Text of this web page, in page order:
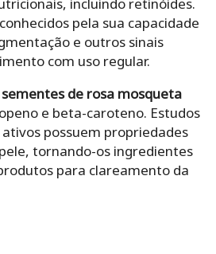
pela sua capacidade
e outros sinais
com uso regular.
de rosa mosqueta
e beta-caroteno. Estudos
possuem propriedades
tornando-os ingredientes
para clareamento da